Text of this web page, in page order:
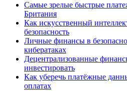
Самые зрелые быстрые
Британия
Как искусственный
безопасность
Личные финансы в
кибератаках
Децентрализованные
инвестировать
Как уберечь платёжные
оплатах